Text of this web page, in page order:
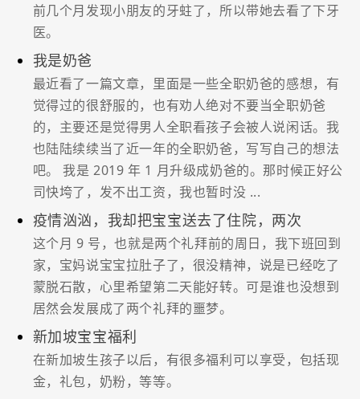
前几个月发现小朋友的牙蛀了，所以带她去看了下牙
医。
我是奶爸
最近看了一篇文章，里面是一些全职奶爸的感想，有
觉得过的很舒服的，也有劝人绝对不要当全职奶爸
的，主要还是觉得男人全职看孩子会被人说闲话。我
也陆陆续续当了近一年的全职奶爸，写写自己的想法
吧。 我是 2019 年 1 月升级成奶爸的。那时候正好公
司快垮了，发不出工资，我也暂时没 ...
疫情汹汹，我却把宝宝送去了住院，两次
这个月 9 号，也就是两个礼拜前的周日，我下班回到
家，宝妈说宝宝拉肚子了，很没精神，说是已经吃了
蒙脱石散，心里希望第二天能好转。可是谁也没想到
居然会发展成了两个礼拜的噩梦。
新加坡宝宝福利
在新加坡生孩子以后，有很多福利可以享受，包括现
金，礼包，奶粉，等等。